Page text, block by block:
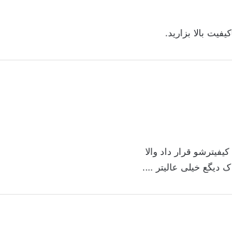
بالا بزارید.
قرار داد والا
دیگع خیلی عالیتر ….